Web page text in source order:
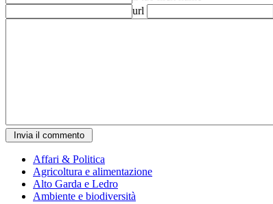
url
Affari & Politica
Agricoltura e alimentazione
Alto Garda e Ledro
Ambiente e biodiversità